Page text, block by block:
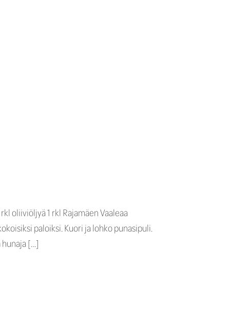
oliiviöljyä 1 rkl Rajamäen Vaaleaa
paloiksi. Kuori ja lohko punasipuli.
[…]